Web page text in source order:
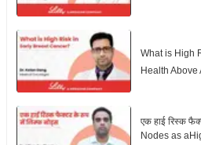
What is High
Health Above
एक हाई रिस्क
Nodes as